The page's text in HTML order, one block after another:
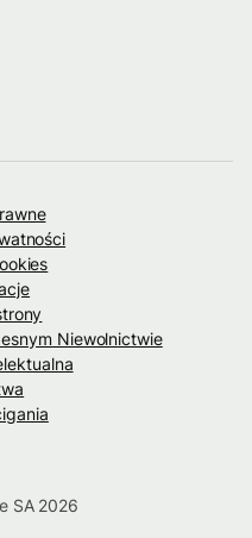
Niewolnictwie
SA 2026